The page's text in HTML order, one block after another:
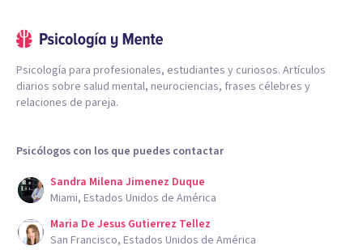
Psicología para profesionales, estudiantes y curiosos. Artículos
diarios sobre salud mental, neurociencias, frases célebres y
relaciones de pareja.
Psicólogos con los que puedes contactar
Sandra Milena Jimenez Duque
Miami, Estados Unidos de América
Maria De Jesus Gutierrez Tellez
San Francisco, Estados Unidos de América